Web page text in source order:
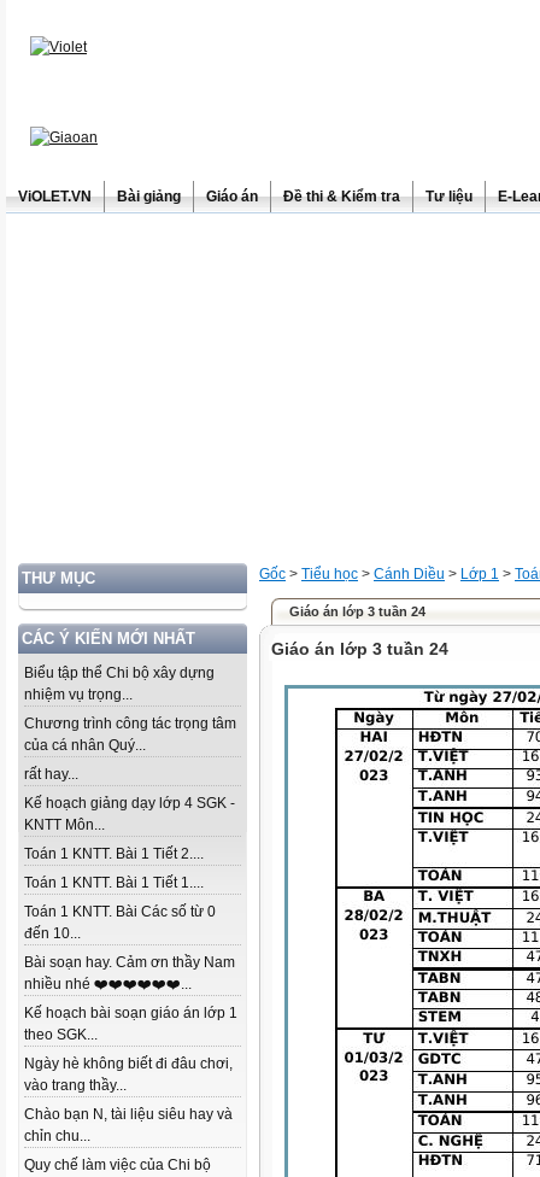
ViOLET.VN Bài giảng Giáo án Đề thi & Kiểm tra Tư liệu E-
THƯ MỤC
CÁC Ý KIẾN MỚI NHẤT
Biểu tập thể Chi bộ xây dựng
nhiệm vụ trọng...
Chương trình công tác trọng tâm
của cá nhân Quý...
rất hay...
Kế hoạch giảng dạy lớp 4 SGK -
KNTT Môn...
Toán 1 KNTT. Bài 1 Tiết 2....
Toán 1 KNTT. Bài 1 Tiết 1....
Toán 1 KNTT. Bài Các số từ 0
đến 10...
Bài soạn hay. Cảm ơn thầy Nam
nhiều nhé ❤️❤️❤️❤️❤️❤️...
Kế hoạch bài soạn giáo án lớp 1
theo SGK...
Ngày hè không biết đi đâu chơi,
vào trang thầy...
Chào bạn N, tài liệu siêu hay và
chỉn chu...
Quy chế làm việc của Chi bộ
Gốc > Tiểu học > Cánh Diều > Lớp 1 >
Giáo án lớp 3 tuần 24
Giáo án lớp 3 tuần 24